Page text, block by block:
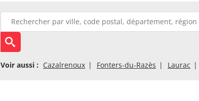
Voir aussi : Cazalrenoux Fonters-du-Razès Laurac